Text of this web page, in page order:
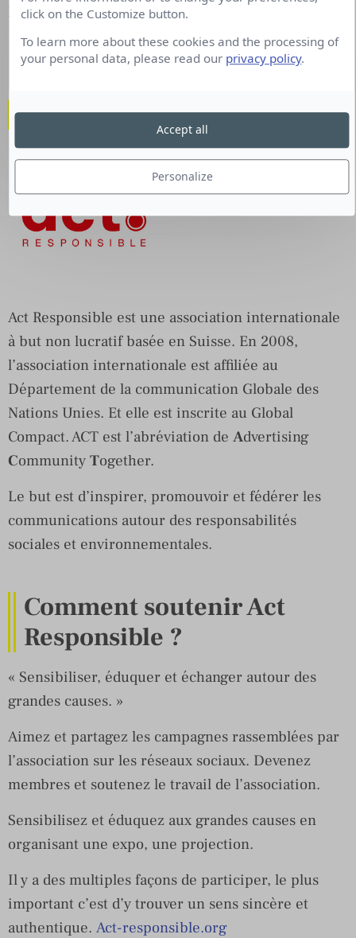
Responsible.
Qui est Act Responsible ?
Act Responsible est une association internationale
à but non lucratif basée en Suisse. En 2008,
l’association internationale est affiliée au
Département de la communication Globale des
Nations Unies. Et elle est inscrite au Global
Compact. ACT est l’abréviation de Advertising
Community Together.
Le but est d’inspirer, promouvoir et fédérer les
communications autour des responsabilités
sociales et environnementales.
Comment soutenir Act
Responsible ?
« Sensibiliser, éduquer et échanger autour des
grandes causes. »
Aimez et partagez les campagnes rassemblées par
l’association sur les réseaux sociaux. Devenez
membres et soutenez le travail de l’association.
Sensibilisez et éduquez aux grandes causes en
organisant une expo, une projection.
Il y a des multiples façons de participer, le plus
important c’est d’y trouver un sens sincère et
authentique. Act-responsible.org
click on the Customize button.
To learn more about these cookies and the processing of
your personal data, please read our privacy policy.
Personalize
Accept all